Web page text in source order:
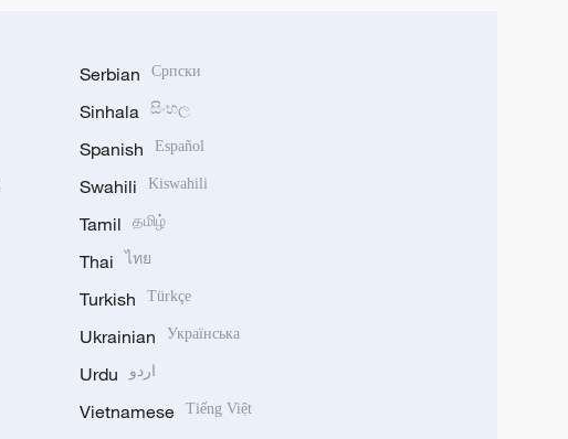
Serbian Српски
Sinhala සිංහල
Spanish Español
Swahili Kiswahili
Tamil தமிழ்
Thai ไทย
Turkish Türkçe
Ukrainian Українська
Urdu اردو
Vietnamese Tiếng Việt